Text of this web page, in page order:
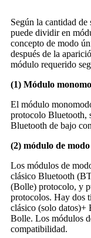
Según la cantidad
puede dividir en
concepto de modo
después de la
módulo requerido
(1) Módulo
El módulo
protocolo Bluetooth,
Bluetooth de bajo
(2) módulo de
Los módulos de
clásico Bluetooth
(Bolle) protocolo, y
protocolos. Hay dos
clásico (solo
Bolle. Los módulos
compatibilidad.